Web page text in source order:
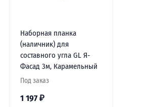
Наборная планка
(наличник) для
составного угла GL Я-
Фасад 3м, Карамельный
Под заказ
1 197 ₽